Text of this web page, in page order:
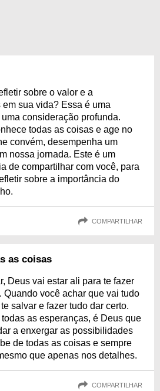
sobre o valor e a
sua vida? Essa é uma
consideração profunda.
todas as coisas e age no
convém, desempenha um
nossa jornada. Este é um
de compartilhar com você, para
sobre a importância do
COMPARTILHAR
as coisas
Deus vai estar ali para te fazer
Quando você achar que vai tudo
salvar e fazer tudo dar certo.
as esperanças, é Deus que
a enxergar as possibilidades
de todas as coisas e sempre
que apenas nos detalhes.
COMPARTILHAR